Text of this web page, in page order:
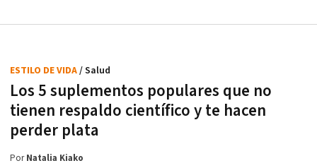
Los 5 suplementos populares que no
tienen respaldo científico y te hacen
perder plata
ESTILO DE VIDA/ Salud
PorNatalia Kiako